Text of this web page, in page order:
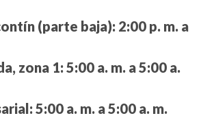
(parte baja): 2:00 p. m. a
zona 1: 5:00 a. m. a 5:00 a.
5:00 a. m. a 5:00 a. m.